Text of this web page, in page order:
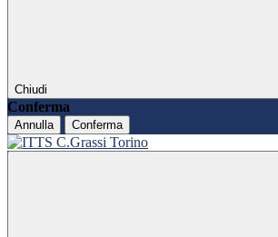
Chiudi
Conferma
Annulla Conferma